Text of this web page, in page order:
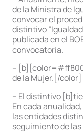
de la Ministra de
convocar el
distintivo
publicada en el
convocatoria.
–
de la Mujer.[/
– El distintivo
En cada
las entidades
seguimiento de